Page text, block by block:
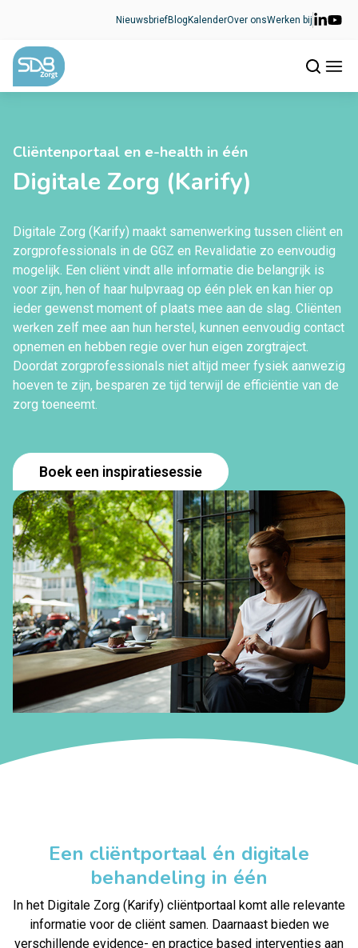
NieuwsbriefBlog KalenderOver onsWerken bij
Cliëntenportaal en e-health in één
Digitale Zorg (Karify)
Digitale Zorg (Karify) maakt samenwerking tussen cliënt en
zorgprofessionals in de GGZ en Revalidatie zo eenvoudig
mogelijk. Een cliënt vindt alle informatie die belangrijk is
voor zijn, hen of haar hulpvraag op één plek en kan hier op
ieder gewenst moment of plaats mee aan de slag. Cliënten
werken zelf mee aan hun herstel, kunnen eenvoudig contact
opnemen en hebben regie over hun eigen zorgtraject.
Doordat zorgprofessionals niet altijd meer fysiek aanwezig
hoeven te zijn, besparen ze tijd terwijl de efficiëntie van de
zorg toeneemt.
Boek een inspiratiesessie
Een cliëntportaal én digitale
behandeling in één
In het Digitale Zorg (Karify) cliëntportaal komt alle relevante
informatie voor de cliënt samen. Daarnaast bieden we
verschillende evidence- en practice based interventies aan